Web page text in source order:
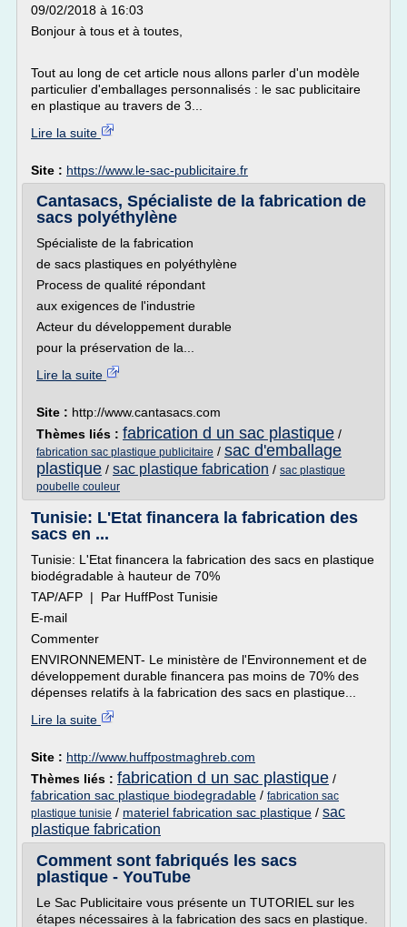
09/02/2018 à 16:03
Bonjour à tous et à toutes,
Tout au long de cet article nous allons parler d'un modèle
particulier d'emballages personnalisés : le sac publicitaire
en plastique au travers de 3...
Lire la suite
Site : https://www.le-sac-publicitaire.fr
Cantasacs, Spécialiste de la fabrication de
sacs polyéthylène
Spécialiste de la fabrication
de sacs plastiques en polyéthylène
Process de qualité répondant
aux exigences de l'industrie
Acteur du développement durable
pour la préservation de la...
Lire la suite
Site : http://www.cantasacs.com
Thèmes liés : fabrication d un sac plastique /
fabrication sac plastique publicitaire / sac d'emballage
plastique / sac plastique fabrication / sac plastique
poubelle couleur
Tunisie: L'Etat financera la fabrication des
sacs en ...
Tunisie: L'Etat financera la fabrication des sacs en plastique
biodégradable à hauteur de 70%
TAP/AFP | Par HuffPost Tunisie
E-mail
Commenter
ENVIRONNEMENT- Le ministère de l'Environnement et de
développement durable financera pas moins de 70% des
dépenses relatifs à la fabrication des sacs en plastique...
Lire la suite
Site : http://www.huffpostmaghreb.com
Thèmes liés : fabrication d un sac plastique /
fabrication sac plastique biodegradable / fabrication sac
plastique tunisie / materiel fabrication sac plastique / sac
plastique fabrication
Comment sont fabriqués les sacs
plastique - YouTube
Le Sac Publicitaire vous présente un TUTORIEL sur les
étapes nécessaires à la fabrication des sacs en plastique.